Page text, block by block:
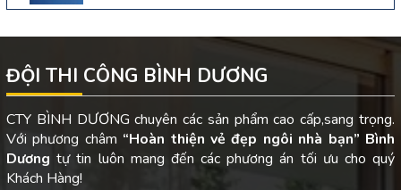
ĐỘI THI CÔNG BÌNH DƯƠNG
CTY BÌNH DƯƠNG chuyên các sản phẩm cao cấp,sang trọng.
Với phương châm “Hoàn thiện vẻ đẹp ngôi nhà bạn” Bình
Dươngtự tin luôn mang đến các phương án tối ưu cho quý
Khách Hàng!